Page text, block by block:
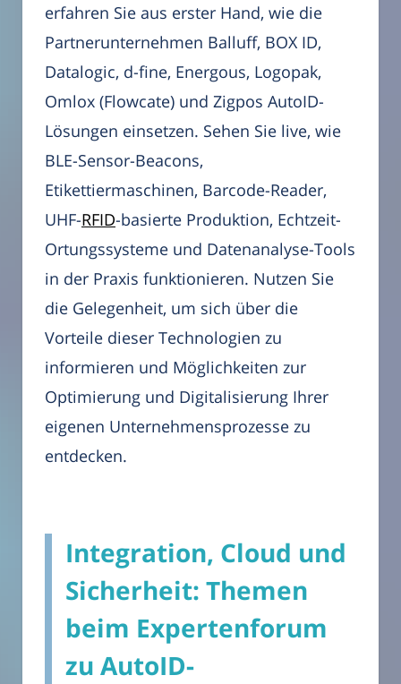
erfahren Sie aus erster Hand, wie die
Partnerunternehmen Balluff, BOX ID,
Datalogic, d-fine, Energous, Logopak,
Omlox (Flowcate) und Zigpos AutoID-
Lösungen einsetzen. Sehen Sie live, wie
BLE-Sensor-Beacons,
Etikettiermaschinen, Barcode-Reader,
UHF-RFID-basierte Produktion, Echtzeit-
Ortungssysteme und Datenanalyse-Tools
in der Praxis funktionieren. Nutzen Sie
die Gelegenheit, um sich über die
Vorteile dieser Technologien zu
informieren und Möglichkeiten zur
Optimierung und Digitalisierung Ihrer
eigenen Unternehmensprozesse zu
entdecken.
Integration, Cloud und
Sicherheit: Themen
beim Expertenforum
zu AutoID-